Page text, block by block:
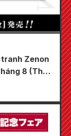
Zenon
8 (Thứ